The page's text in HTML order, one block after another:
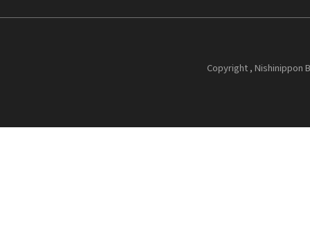
Copyright , Nishinippon